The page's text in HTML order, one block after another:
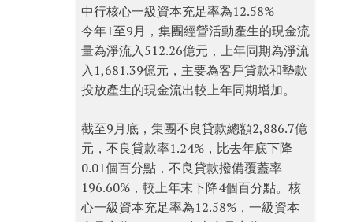
中行核心一級資本充足率為12.58%
今年1至9月，集團經營活動產生的現金流
量為淨流入512.26億元，上年同期為淨流
入1,681.39億元，主要為客戶貸款和墊款
投放產生的現金流出較上年同期增加。
截至9月底，集團不良貸款總額2,886.7億
元，不良貸款率1.24%，比去年底下降
0.01個百分點，不良貸款撥備覆蓋率
196.60%，較上年末下降4個百分點。核
心一級資本充足率為12.58%，一級資本